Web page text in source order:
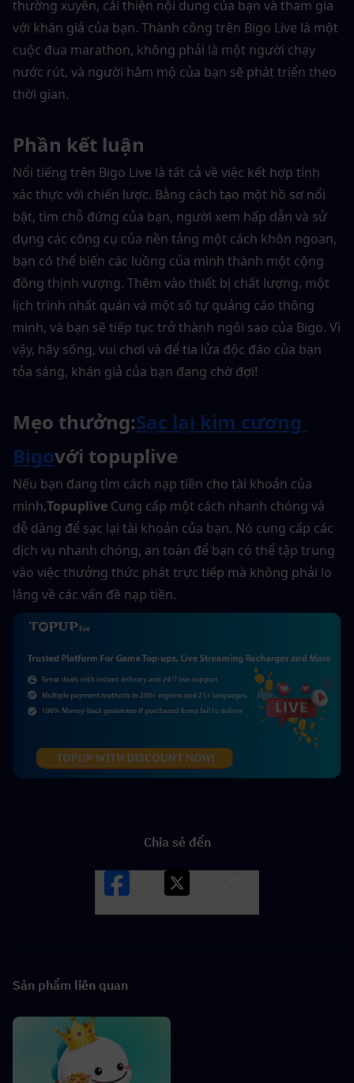
thường xuyên, cải thiện nội dung của bạn và tham gia
với khán giả của bạn. Thành công trên Bigo Live là một
cuộc đua marathon, không phải là một người chạy
nước rút, và người hâm mộ của bạn sẽ phát triển theo
thời gian.
Phần kết luận
Nổi tiếng trên Bigo Live là tất cả về việc kết hợp tính
xác thực với chiến lược. Bằng cách tạo một hồ sơ nổi
bật, tìm chỗ đứng của bạn, người xem hấp dẫn và sử
dụng các công cụ của nền tảng một cách khôn ngoan,
bạn có thể biến các luồng của mình thành một cộng
đồng thịnh vượng. Thêm vào thiết bị chất lượng, một
lịch trình nhất quán và một số tự quảng cáo thông
minh, và bạn sẽ tiếp tục trở thành ngôi sao của Bigo. Vì
vậy, hãy sống, vui chơi và để tia lửa độc đáo của bạn
tỏa sáng, khán giả của bạn đang chờ đợi!
Mẹo thưởng:Sạc lại kim cương
Bigovới topuplive
Nếu bạn đang tìm cách nạp tiền cho tài khoản của
mình,Topuplive Cung cấp một cách nhanh chóng và
dễ dàng để sạc lại tài khoản của bạn. Nó cung cấp các
dịch vụ nhanh chóng, an toàn để bạn có thể tập trung
vào việc thưởng thức phát trực tiếp mà không phải lo
lắng về các vấn đề nạp tiền.
Chia sẻ đến
Sản phẩm liên quan